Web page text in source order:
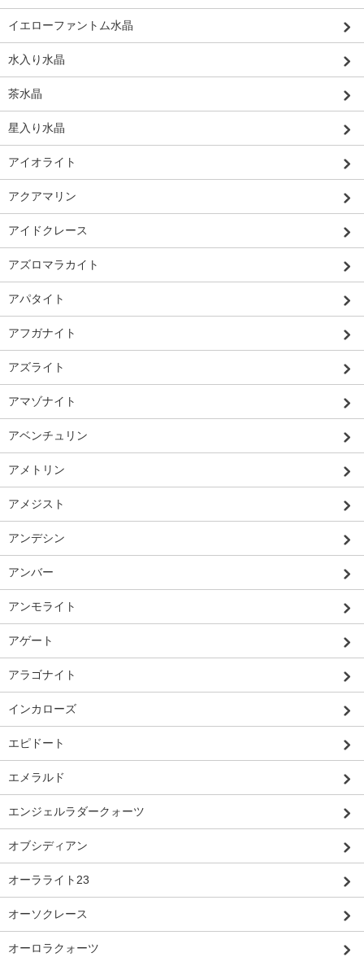
イエローファントム水晶
水入り水晶
茶水晶
星入り水晶
アイオライト
アクアマリン
アイドクレース
アズロマラカイト
アパタイト
アフガナイト
アズライト
アマゾナイト
アベンチュリン
アメトリン
アメジスト
アンデシン
アンバー
アンモライト
アゲート
アラゴナイト
インカローズ
エピドート
エメラルド
エンジェルラダークォーツ
オブシディアン
オーラライト23
オーソクレース
オーロラクォーツ